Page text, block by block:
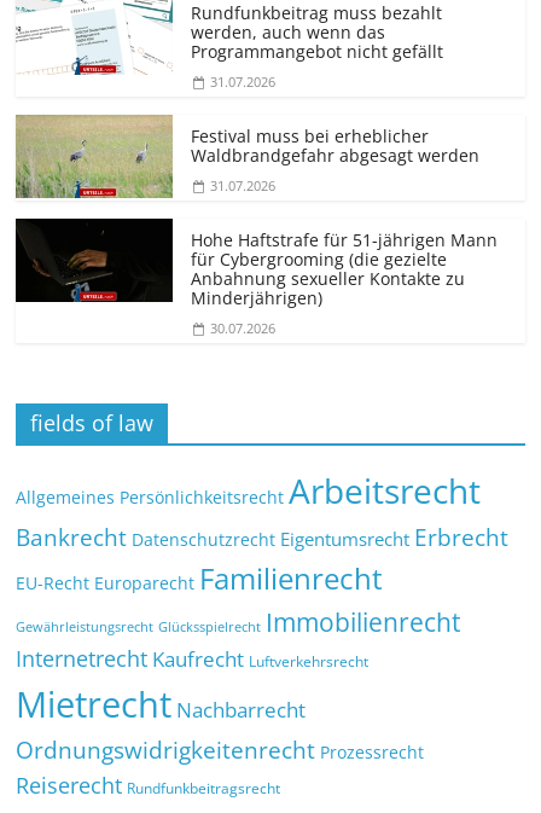
Rundfunkbeitrag muss bezahlt
werden, auch wenn das
Programmangebot nicht gefällt
31.07.2026
Festival muss bei erheblicher
Waldbrandgefahr abgesagt werden
31.07.2026
Hohe Haftstrafe für 51-jährigen Mann
für Cybergrooming (die gezielte
Anbahnung sexueller Kontakte zu
Minderjährigen)
30.07.2026
fields of law
Allgemeines Persönlichkeitsrecht Arbeitsrecht
Bankrecht Datenschutzrecht Eigentumsrecht Erbrecht
EU-Recht Europarecht Familienrecht
Gewährleistungsrecht Glücksspielrecht Immobilienrecht
Internetrecht Kaufrecht Luftverkehrsrecht
Mietrecht Nachbarrecht
Ordnungswidrigkeitenrecht Prozessrecht
Reiserecht Rundfunkbeitragsrecht